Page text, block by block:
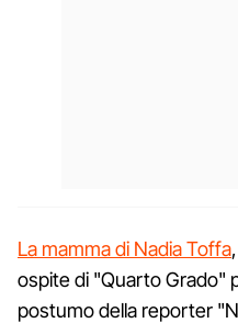
La mamma di Nadia Toffa
ospite di "Quarto Grado"
postumo della reporter